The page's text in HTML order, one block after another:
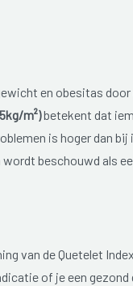
en obesitas
m²)betekent dat
is hoger dan
beschouwd als
van de Quetelet
of je een